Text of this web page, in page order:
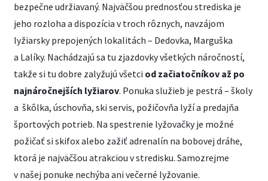
bezpečne udržiavaný. Najväčšou prednosťou strediska je
jeho rozloha a dispozícia v troch rôznych, navzájom
lyžiarsky prepojených lokalitách – Dedovka, Marguška
a Lalíky. Nachádzajú sa tu zjazdovky všetkých náročností,
takže si tu dobre zalyžujú všetci od začiatočníkov až po
najnáročnejších lyžiarov. Ponuka služieb je pestrá – školy
a škôlka, úschovňa, ski servis, požičovňa lyží a predajňa
športových potrieb. Na spestrenie lyžovačky je možné
požičať si skifox alebo zažiť adrenalín na bobovej dráhe,
ktorá je najväčšou atrakciou v stredisku. Samozrejme
v našej ponuke nechýba ani večerné lyžovanie.